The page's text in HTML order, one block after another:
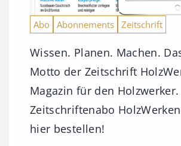
Abo Abonnements Zeitschrift
Wissen. Planen. Machen.
Motto der Zeitschrift
Magazin für den Holzwerker.
Zeitschriftenabo
hier bestellen!